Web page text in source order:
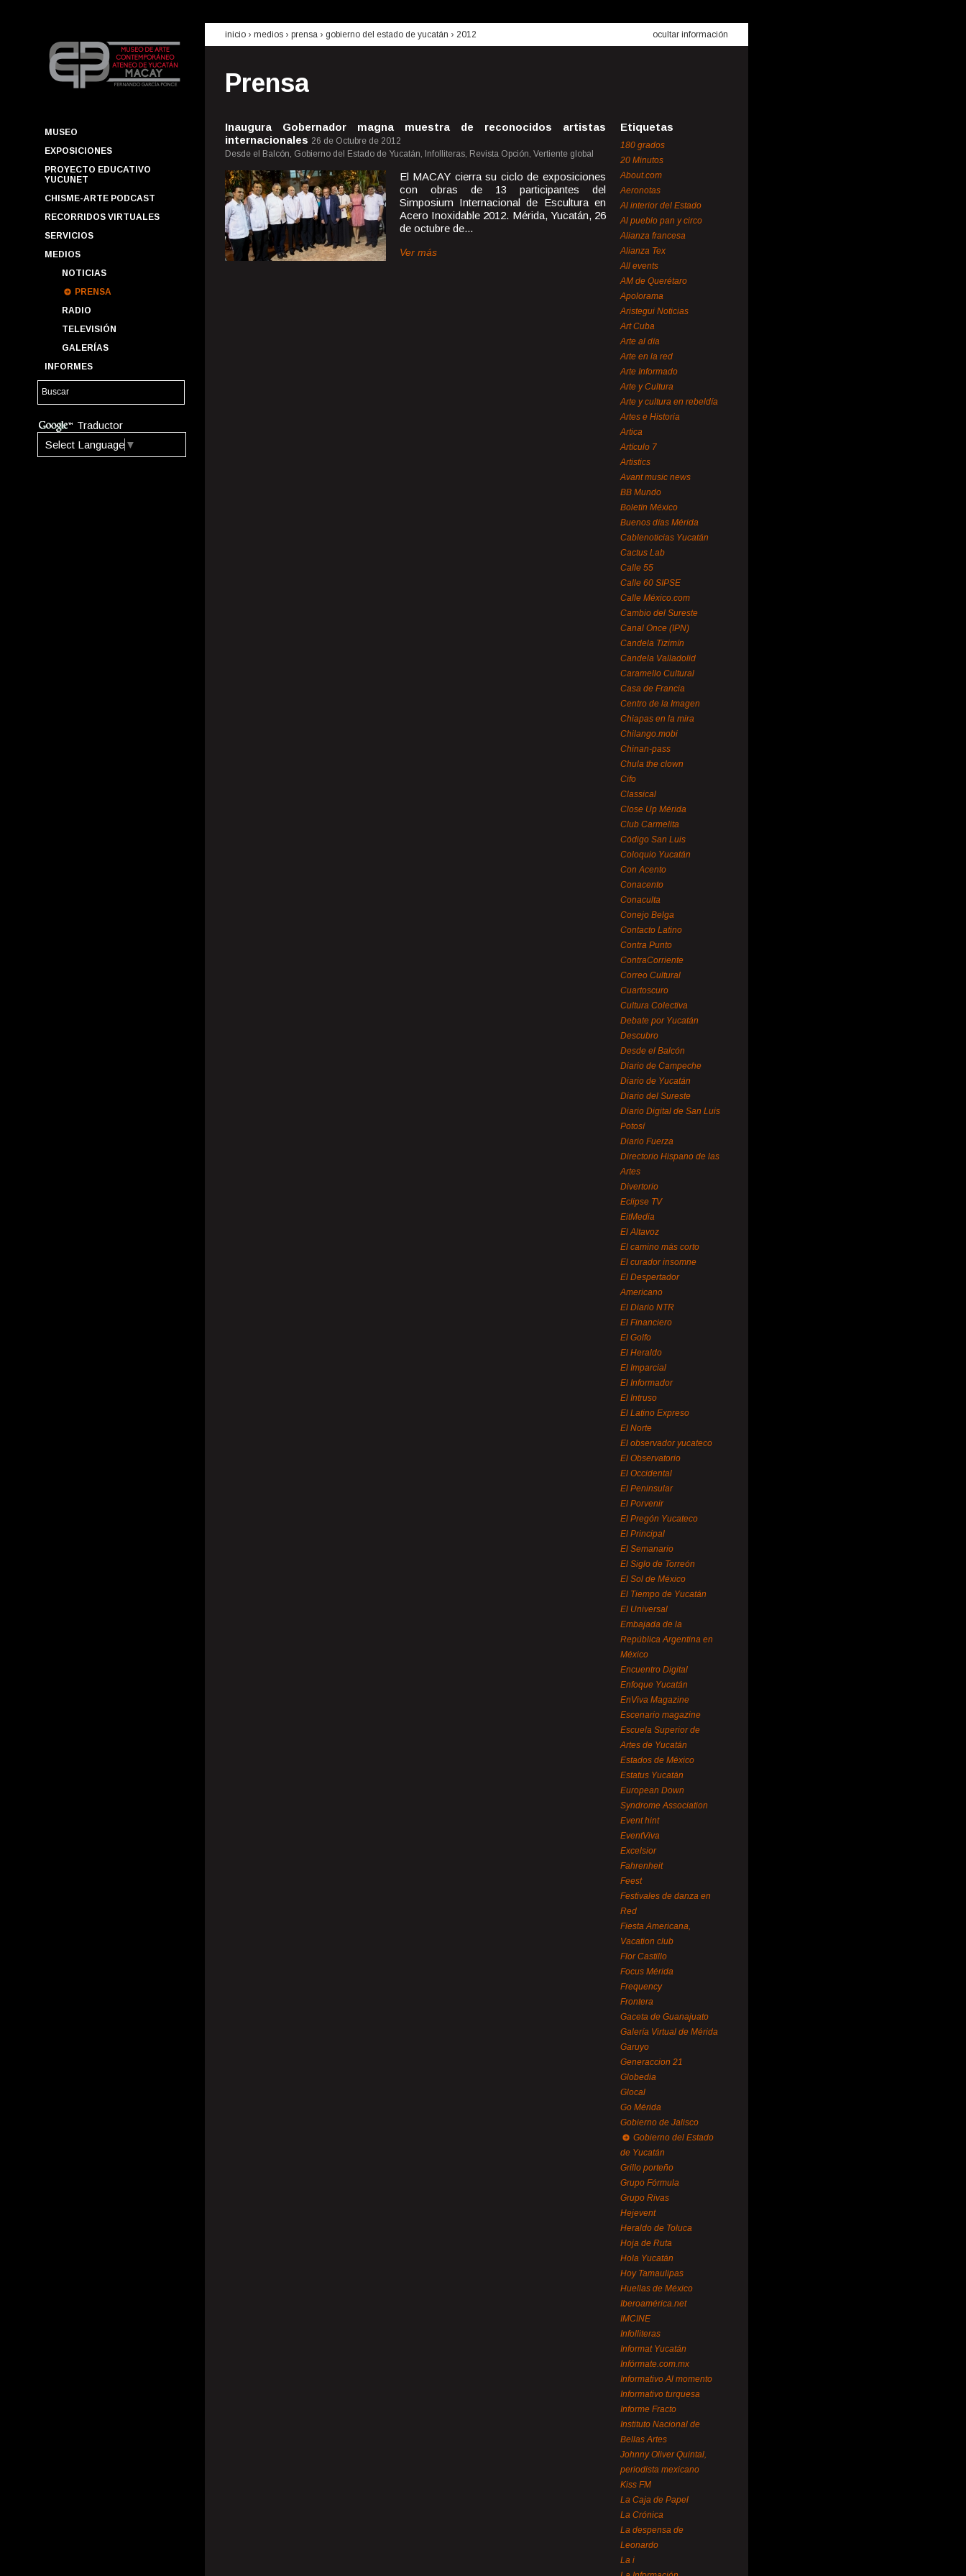
MUSEO
EXPOSICIONES
PROYECTO EDUCATIVO
YUCUNET
CHISME-ARTE PODCAST
RECORRIDOS VIRTUALES
SERVICIOS
MEDIOS
NOTICIAS
PRENSA
RADIO
TELEVISIÓN
GALERÍAS
INFORMES
Traductor
Select Language ▼
inicio › medios › prensa › gobierno del estado de yucatán › 2012 ocultar información
Prensa
Inaugura Gobernador magna muestra de reconocidos artistas
internacionales 26 de Octubre de 2012
Desde el Balcón, Gobierno del Estado de Yucatán, Infolliteras, Revista Opción, Vertiente global
El MACAY cierra su ciclo de exposiciones
con obras de 13 participantes del
Simposium Internacional de Escultura en
Acero Inoxidable 2012. Mérida, Yucatán, 26
de octubre de...
Ver más
Etiquetas
180 grados
20 Minutos
About.com
Aeronotas
Al interior del Estado
Al pueblo pan y circo
Alianza francesa
Alianza Tex
All events
AM de Querétaro
Apolorama
Aristegui Noticias
Art Cuba
Arte al día
Arte en la red
Arte Informado
Arte y Cultura
Arte y cultura en rebeldía
Artes e Historia
Artica
Artículo 7
Artistics
Avant music news
BB Mundo
Boletín México
Buenos días Mérida
Cablenoticias Yucatán
Cactus Lab
Calle 55
Calle 60 SIPSE
Calle México.com
Cambio del Sureste
Canal Once (IPN)
Candela Tizimín
Candela Valladolid
Caramello Cultural
Casa de Francia
Centro de la Imagen
Chiapas en la mira
Chilango.mobi
Chinan-pass
Chula the clown
Cifo
Classical
Close Up Mérida
Club Carmelita
Código San Luis
Coloquio Yucatán
Con Acento
Conacento
Conaculta
Conejo Belga
Contacto Latino
Contra Punto
ContraCorriente
Correo Cultural
Cuartoscuro
Cultura Colectiva
Debate por Yucatán
Descubro
Desde el Balcón
Diario de Campeche
Diario de Yucatán
Diario del Sureste
Diario Digital de San Luis
Potosí
Diario Fuerza
Directorio Hispano de las
Artes
Divertorio
Eclipse TV
EitMedia
El Altavoz
El camino más corto
El curador insomne
El Despertador
Americano
El Diario NTR
El Financiero
El Golfo
El Heraldo
El Imparcial
El Informador
El Intruso
El Latino Expreso
El Norte
El observador yucateco
El Observatorio
El Occidental
El Peninsular
El Porvenir
El Pregón Yucateco
El Principal
El Semanario
El Siglo de Torreón
El Sol de México
El Tiempo de Yucatán
El Universal
Embajada de la
República Argentina en
México
Encuentro Digital
Enfoque Yucatán
EnViva Magazine
Escenario magazine
Escuela Superior de
Artes de Yucatán
Estados de México
Estatus Yucatán
European Down
Syndrome Association
Event hint
EventViva
Excelsior
Fahrenheit
Feest
Festivales de danza en
Red
Fiesta Americana,
Vacation club
Flor Castillo
Focus Mérida
Frequency
Frontera
Gaceta de Guanajuato
Galería Virtual de Mérida
Garuyo
Generaccion 21
Globedia
Glocal
Go Mérida
Gobierno de Jalisco
Gobierno del Estado
de Yucatán
Grillo porteño
Grupo Fórmula
Grupo Rivas
Hejevent
Heraldo de Toluca
Hoja de Ruta
Hola Yucatán
Hoy Tamaulipas
Huellas de México
Iberoamérica.net
IMCINE
Infolliteras
Informat Yucatán
Infórmate.com.mx
Informativo Al momento
Informativo turquesa
Informe Fracto
Instituto Nacional de
Bellas Artes
Johnny Oliver Quintal,
periodista mexicano
Kiss FM
La Caja de Papel
La Crónica
La despensa de
Leonardo
La i